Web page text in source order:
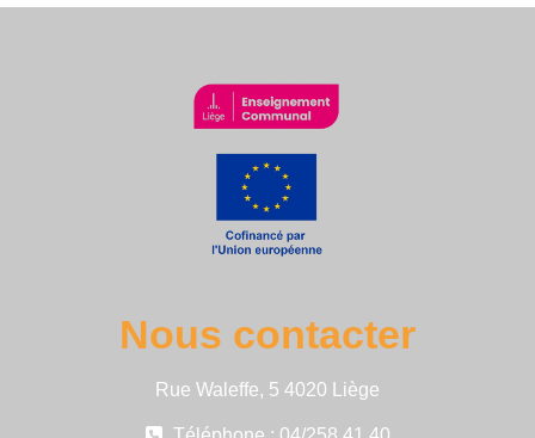
Nous contacter
Rue Waleffe, 5 4020 Liège